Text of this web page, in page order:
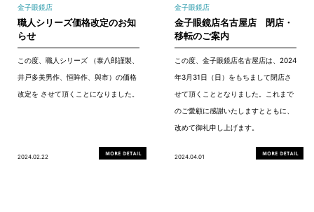
金子眼鏡店
職人シリーズ価格改定のお知
らせ
この度、職人シリーズ （泰八郎謹製、
井戸多美男作、恒眸作、與市）の価格
改定を させて頂くことになりました。
2024.02.22
金子眼鏡店
金子眼鏡店名古屋店 閉店・
移転のご案内
この度、金子眼鏡店名古屋店は、2024
年3月31日（日）をもちまして閉店さ
せて頂くこととなりました。これまで
のご愛顧に感謝いたしますとともに、
改めて御礼申し上げます。
2024.04.01